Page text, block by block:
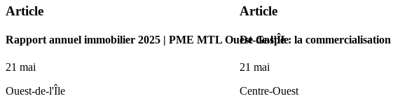
Article
Rapport annuel immobilier 2025 | PME MTL Ouest-de-l’Île
21 mai
Ouest-de-l'Île
Article
De Gaspé : la
21 mai
Centre-Ouest